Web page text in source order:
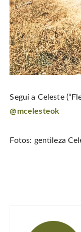
Seguí a Celeste
@mcelesteok
Fotos: gentileza